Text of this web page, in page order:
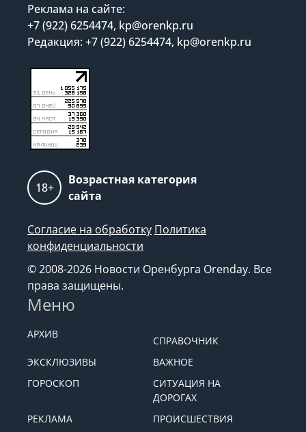
Реклама на сайте:
+7 (922) 6254474, kp@orenkp.ru
Редакция: +7 (922) 6254474, kp@orenkp.ru
18+
Возрастная категория
сайта
Согласие на обработку Политика
конфиденциальности
© 2008-2026 Новости Оренбурга Orenday. Все
права защищены.
Меню
АРХИВ
СПРАВОЧНИК
ЭКСКЛЮЗИВЫ
ВАЖНОЕ
ГОРОСКОП
СИТУАЦИЯ НА
ДОРОГАХ
РЕКЛАМА
ПРОИСШЕСТВИЯ